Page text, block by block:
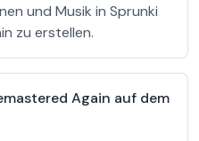
und Musik in Sprunki
zu erstellen.
Again auf dem